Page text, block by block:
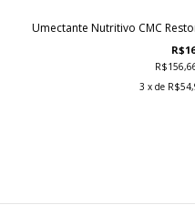
Umectante Nutritivo CMC
3 x de